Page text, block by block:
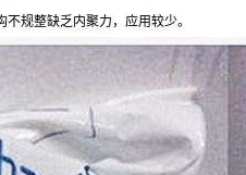
不规整缺乏内聚力，应用较少。